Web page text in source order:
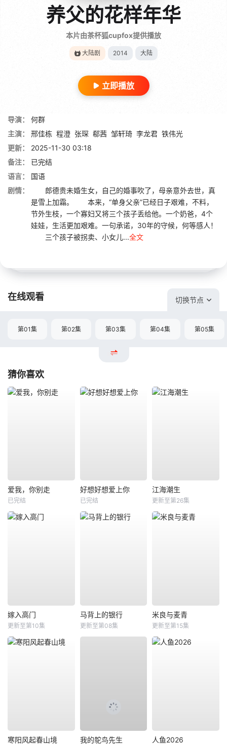
养父的花样年华
本片由茶杯狐cupfox提供播放
大陆剧 2014 大陆
立即播放
导演：
何群
主演：
邢佳栋 程澄 张琛 郗茜 邹轩琦 李龙君 铁伟光
更新：
2025-11-30 03:18
备注：
已完结
语言：
国语
剧情：
郎德贵未婚生女，自己的婚事吹了，母亲意外去世，真
是雪上加霜。 本来，“单身父亲”已经日子艰难，不料，
节外生枝，一个寡妇又将三个孩子丢给他。一个奶爸，4个
娃娃，生活更加艰难。一句承诺，30年的守候，何等感人！
三个孩子被拐卖、小女儿...全文
在线观看 切换节点
第01集 第02集 第03集 第04集 第05集
猜你喜欢
爱我，你别走
已完结
好想好想爱上你
已完结
江海潮生
更新至第26集
嫁入高门
更新至第10集
马背上的银行
更新至第08集
米良与麦青
更新至第15集
寒阳风起春山境 我的鸵鸟先生 人鱼2026